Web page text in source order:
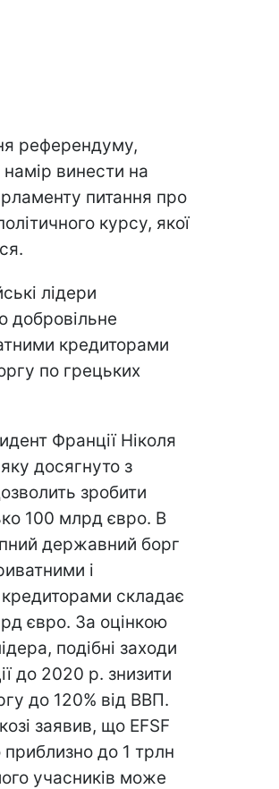
референдуму,
винести на
питання про
курсу, якої
лідери
добровільне
кредиторами
по грецьких
Франції Ніколя
досягнуто з
зробити
100 млрд євро. В
державний борг
і
складає
євро. За оцінкою
подібні заходи
до 2020 р. знизити
до 120% від ВВП.
заявив, що EFSF
до 1 трлн
учасників може